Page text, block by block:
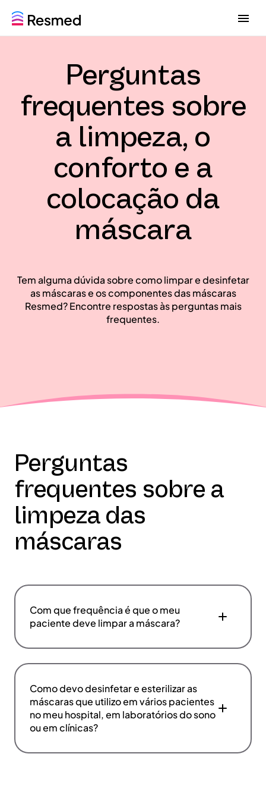
G
o
u
G
o
Perguntas
frequentes sobre
a limpeza, o
conforto e a
colocação da
máscara
Tem alguma dúvida sobre como limpar e desinfetar
as máscaras e os componentes das máscaras
Resmed? Encontre respostas às perguntas mais
frequentes.
Perguntas
frequentes sobre a
limpeza das
máscaras
Com que frequência é que o meu
paciente deve limpar a máscara?
Como devo desinfetar e esterilizar as
máscaras que utilizo em vários pacientes
no meu hospital, em laboratórios do sono
ou em clínicas?